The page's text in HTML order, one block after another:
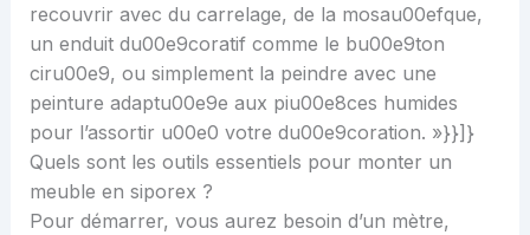
recouvrir avec du carrelage, de la mosau00efque,
un enduit du00e9coratif comme le bu00e9ton
ciru00e9, ou simplement la peindre avec une
peinture adaptu00e9e aux piu00e8ces humides
pour l’assortir u00e0 votre du00e9coration. »}}]}
Quels sont les outils essentiels pour monter un
meuble en siporex ?
Pour démarrer, vous aurez besoin d’un mètre,